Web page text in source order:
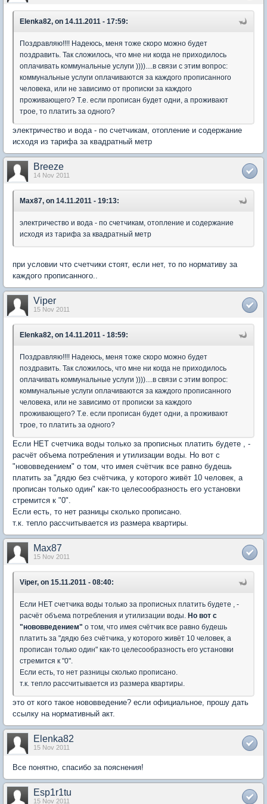
Elenka82, on 14.11.2011 - 17:59:
Поздравляю!!!! Надеюсь, меня тоже скоро можно будет
поздравить. Так сложилось, что мне ни когда не приходилось
оплачивать коммунальные услуги ))))....в связи с этим вопрос:
коммунальные услуги оплачиваются за каждого прописанного
человека, или не зависимо от прописки за каждого
проживающего? Т.е. если прописан будет одни, а проживают
трое, то платить за одного?
электричество и вода - по счетчикам, отопление и содержание
исходя из тарифа за квадратный метр
Breeze
14 Nov 2011
Max87, on 14.11.2011 - 19:13:
электричество и вода - по счетчикам, отопление и содержание
исходя из тарифа за квадратный метр
при условии что счетчики стоят, если нет, то по нормативу за
каждого прописанного..
Viper
15 Nov 2011
Elenka82, on 14.11.2011 - 18:59:
Поздравляю!!!! Надеюсь, меня тоже скоро можно будет
поздравить. Так сложилось, что мне ни когда не приходилось
оплачивать коммунальные услуги ))))....в связи с этим вопрос:
коммунальные услуги оплачиваются за каждого прописанного
человека, или не зависимо от прописки за каждого
проживающего? Т.е. если прописан будет одни, а проживают
трое, то платить за одного?
Если НЕТ счетчика воды только за прописных платить будете , -
расчёт объема потребления и утилизации воды. Но вот с
"нововведением" о том, что имея счётчик все равно будешь
платить за "дядю без счётчика, у которого живёт 10 человек, а
прописан только один" как-то целесообразность его установки
стремится к "0".
Если есть, то нет разницы сколько прописано.
т.к. тепло рассчитывается из размера квартиры.
Max87
15 Nov 2011
Viper, on 15.11.2011 - 08:40:
Если НЕТ счетчика воды только за прописных платить будете , -
расчёт объема потребления и утилизации воды. Но вот с
"нововведением" о том, что имея счётчик все равно будешь
платить за "дядю без счётчика, у которого живёт 10 человек, а
прописан только один" как-то целесообразность его установки
стремится к "0".
Если есть, то нет разницы сколько прописано.
т.к. тепло рассчитывается из размера квартиры.
это от кого такое нововведение? если официальное, прошу дать
ссылку на нормативный акт.
Elenka82
15 Nov 2011
Все понятно, спасибо за пояснения!
Esp1r1tu
15 Nov 2011